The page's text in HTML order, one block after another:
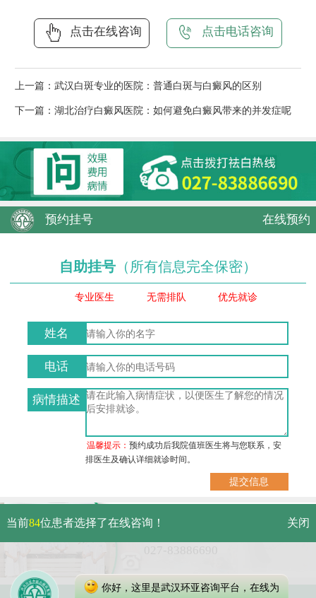
点击在线咨询 点击电话咨询
上一篇： 武汉白斑专业的医院：普通白斑与白癜风的区别
下一篇： 湖北治疗白癜风医院：如何避免白癜风带来的并发症呢
预约挂号 在线预约
自助挂号 （所有信息完全保密）
专业医生 无需排队 优先就诊
姓名
电话
病情描述
温馨提示：预约成功后我院值班医生将与您联系，安
排医生及确认详细就诊时间。
武汉市硚口区解放大道479号
免费电话：
当前84位患者选择了在线咨询！ 关闭
你好，这里是武汉环亚咨询平台，在线为